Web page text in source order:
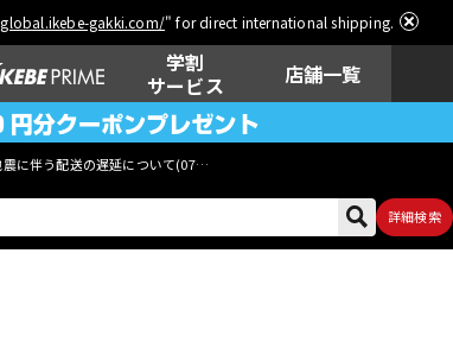
gakki.com/" for direct international shipping.
学割
サービス
店舗一覧
震に伴う配送の遅延について(07月29日
詳細検索